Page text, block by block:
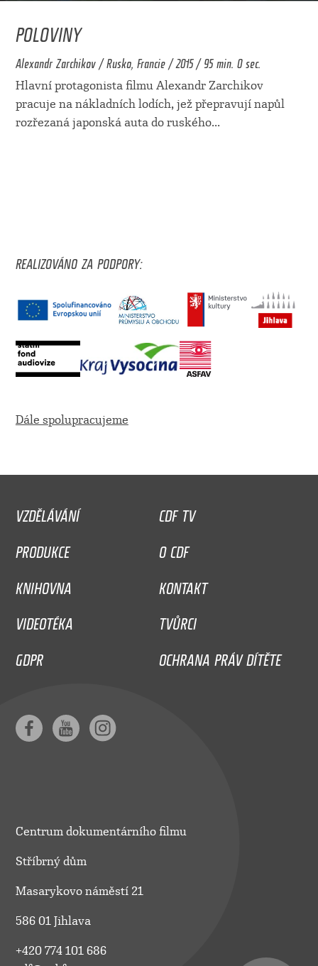
POLOVINY
Alexandr Zarchikov / Rusko, Francie / 2015 / 95 min. 0 sec.
Hlavní protagonista filmu Alexandr Zarchikov
pracuje na nákladních lodích, jež přepravují napůl
rozřezaná japonská auta do ruského...
REALIZOVÁNO ZA PODPORY:
Dále spolupracujeme
VZDĚLÁVÁNÍ
CDF TV
PRODUKCE
O CDF
KNIHOVNA
KONTAKT
VIDEOTÉKA
TVŮRCI
GDPR
OCHRANA PRÁV DÍTĚTE
Centrum dokumentárního filmu
Stříbrný dům
Masarykovo náměstí 21
586 01 Jihlava
+420 774 101 686